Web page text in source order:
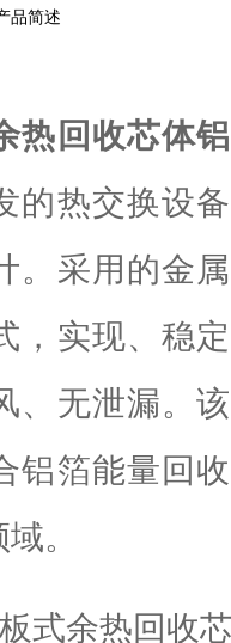
品简述
热回收芯体
的热交换设
。采用的金
，实现、稳
、无泄漏。
铝箔能量回
。